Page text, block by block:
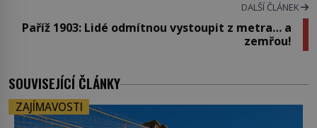
DALŠÍ ČLÁNEK
Paříž 1903: Lidé odmítnou vystoupit z metra… a
zemřou!
SOUVISEJÍCÍ ČLÁNKY
ZAJÍMAVOSTI